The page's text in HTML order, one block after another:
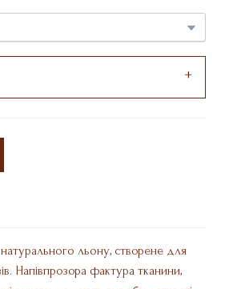
льону, створене для
Напівпрозора фактура тканини,